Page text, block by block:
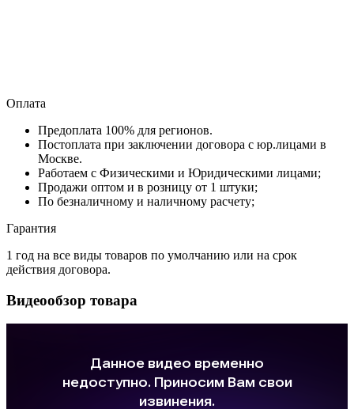
Оплата
Предоплата 100% для регионов.
Постоплата при заключении договора с юр.лицами в
Москве.
Работаем с Физическими и Юридическими лицами;
Продажи оптом и в розницу от 1 штуки;
По безналичному и наличному расчету;
Гарантия
1 год на все виды товаров по умолчанию или на срок
действия договора.
Видеообзор товара